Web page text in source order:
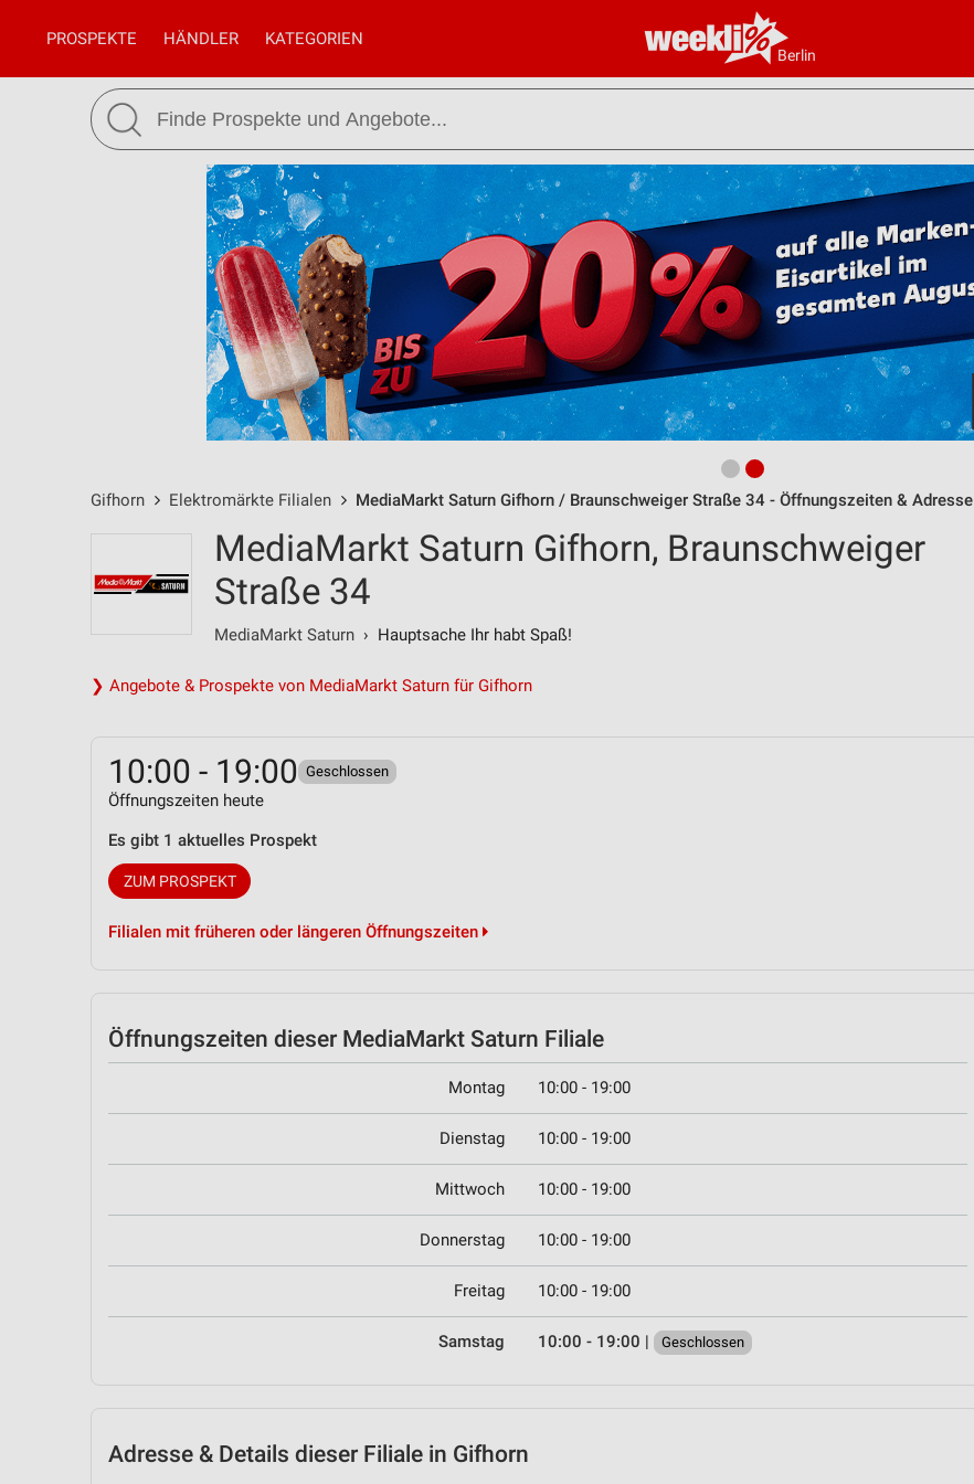
Berlin
PROSPEKTE HÄNDLER KATEGORIEN
Gifhorn Elektromärkte Filialen MediaMarkt Saturn Gifhorn / Braunschweiger Straße 34 - Öffnungszeiten & Adresse
MediaMarkt Saturn Gifhorn, Braunschweiger
Straße 34
MediaMarkt Saturn › Hauptsache Ihr habt Spaß!
❯ Angebote & Prospekte von MediaMarkt Saturn für Gifhorn
10:00 - 19:00 Geschlossen
Öffnungszeiten heute
Es gibt 1 aktuelles Prospekt
ZUM PROSPEKT
Filialen mit früheren oder längeren Öffnungszeiten
Öffnungszeiten dieser MediaMarkt Saturn Filiale
Montag 10:00 - 19:00
Dienstag 10:00 - 19:00
Mittwoch 10:00 - 19:00
Donnerstag 10:00 - 19:00
Freitag 10:00 - 19:00
Samstag 10:00 - 19:00 | Geschlossen
Adresse & Details dieser Filiale in Gifhorn